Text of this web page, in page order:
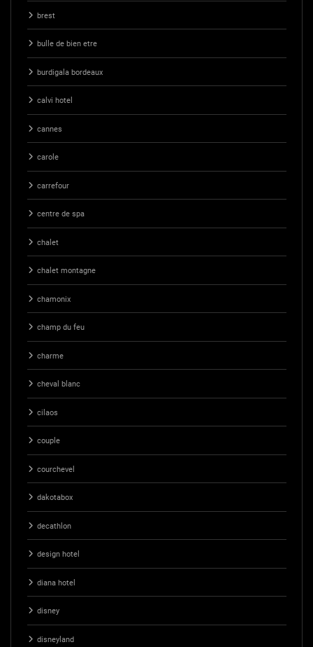
brest
bulle de bien etre
burdigala bordeaux
calvi hotel
cannes
carole
carrefour
centre de spa
chalet
chalet montagne
chamonix
champ du feu
charme
cheval blanc
cilaos
couple
courchevel
dakotabox
decathlon
design hotel
diana hotel
disney
disneyland